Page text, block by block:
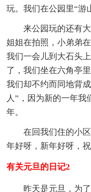
玩。我们在公园里“游
来公园玩的还有
姐姐在拍照，小弟弟
我们一会儿到大石头
了，我们坐在六角亭
我们却不约而同地背
人”，因为新的一年
年。
在回我们住的小
年好呀，新年好呀，祝
有关元旦的日记2
昨天是元旦，为